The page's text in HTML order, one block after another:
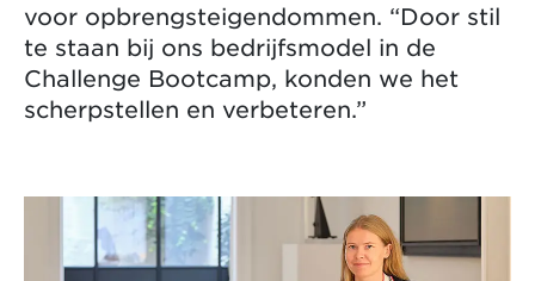
voor opbrengsteigendommen. “Door stil
te staan bij ons bedrijfsmodel in de
Challenge Bootcamp, konden we het
scherpstellen en verbeteren.”